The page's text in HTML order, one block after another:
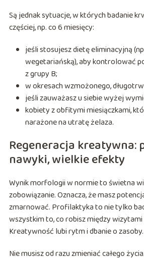
Są jednak sytuacje, w których badanie
częściej, np. co 6 miesięcy:
jeśli stosujesz dietę eliminacyjną
wegetariańską), aby kontrolować
z grupy B;
w okresach wzmożonego,
jeśli zauważasz u siebie wyżej
kobiety z obfitymi miesiączkami,
narażone na utratę żelaza.
Regeneracja kreatywna:
nawyki, wielkie efekty
Wynik morfologii w normie to świetna
zobowiązanie. Oznacza, że masz
zmarnować. Profilaktyka to nie tylko
wszystkim to, co robisz między
Kreatywność lubi rytm i dbanie o zasoby.
Nie musisz od razu zmieniać całego